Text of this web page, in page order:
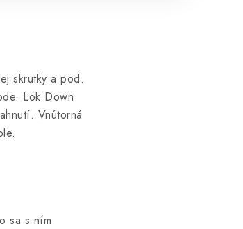
skrutky a pod.
Lok Down
Vnútorná
sa s ním